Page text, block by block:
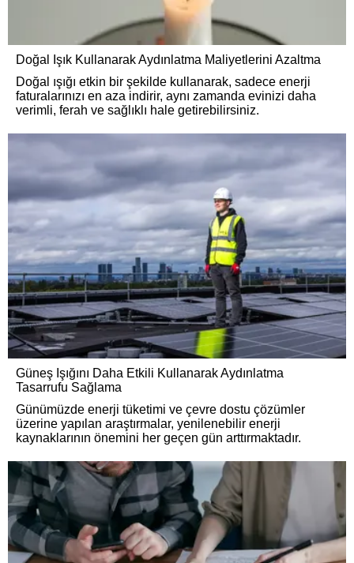
Doğal Işık Kullanarak Aydınlatma Maliyetlerini Azaltma
Doğal ışığı etkin bir şekilde kullanarak, sadece enerji
faturalarınızı en aza indirir, aynı zamanda evinizi daha
verimli, ferah ve sağlıklı hale getirebilirsiniz.
Güneş Işığını Daha Etkili Kullanarak Aydınlatma
Tasarrufu Sağlama
Günümüzde enerji tüketimi ve çevre dostu çözümler
üzerine yapılan araştırmalar, yenilenebilir enerji
kaynaklarının önemini her geçen gün arttırmaktadır.